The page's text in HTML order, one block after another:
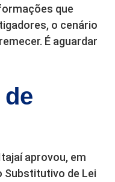
que
o cenário
É aguardar
aprovou, em
Substitutivo de Lei